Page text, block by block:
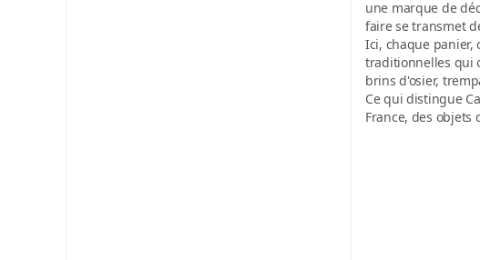
une marque de
faire se transmet
Ici, chaque panier,
traditionnelles qui
brins d'osier,
Ce qui distingue
France, des